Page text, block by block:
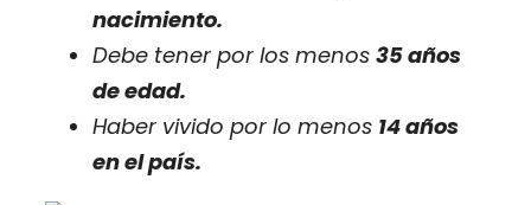
nacimiento.
Debe tener por los menos 35 años
de edad.
Haber vivido por lo menos 14 años
en el país.